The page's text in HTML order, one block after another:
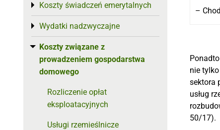
–
nie
sektora
usług
50/17).
Koszty świadczeń emerytalnych
Toggle menu
Wydatki nadzwyczajne
Toggle menu
Koszty związane z
prowadzeniem gospodarstwa
domowego
Toggle menu
Rozliczenie opłat
eksploatacyjnych
Usługi rzemieślnicze